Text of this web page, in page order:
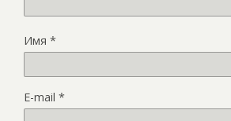
Имя *
E-mail *